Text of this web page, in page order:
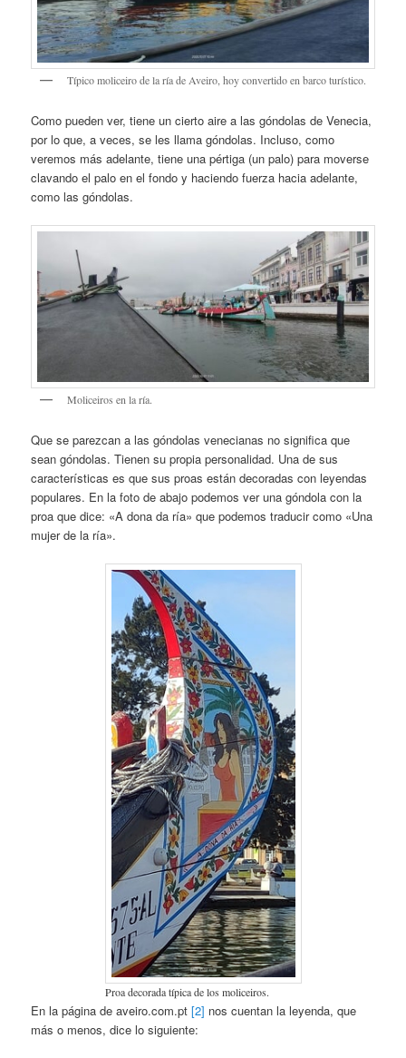
Típico moliceiro de la ría de Aveiro, hoy convertido en barco turístico.
Como pueden ver, tiene un cierto aire a las góndolas de Venecia,
por lo que, a veces, se les llama góndolas. Incluso, como
veremos más adelante, tiene una pértiga (un palo) para moverse
clavando el palo en el fondo y haciendo fuerza hacia adelante,
como las góndolas.
Moliceiros en la ría.
Que se parezcan a las góndolas venecianas no significa que
sean góndolas. Tienen su propia personalidad. Una de sus
características es que sus proas están decoradas con leyendas
populares. En la foto de abajo podemos ver una góndola con la
proa que dice: «A dona da ría» que podemos traducir como «Una
mujer de la ría».
Proa decorada típica de los moliceiros.
En la página de aveiro.com.pt[2] nos cuentan la leyenda, que
más o menos, dice lo siguiente: